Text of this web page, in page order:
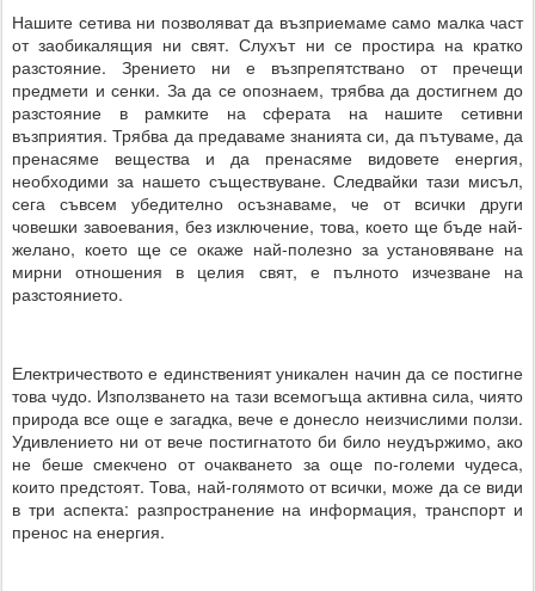
Нашите сетива ни позволяват да възприемаме само малка част
от заобикалящия ни свят. Слухът ни се простира на кратко
разстояние. Зрението ни е възпрепятствано от пречещи
предмети и сенки. За да се опознаем, трябва да достигнем до
разстояние в рамките на сферата на нашите сетивни
възприятия. Трябва да предаваме знанията си, да пътуваме, да
пренасяме вещества и да пренасяме видовете енергия,
необходими за нашето съществуване. Следвайки тази мисъл,
сега съвсем убедително осъзнаваме, че от всички други
човешки завоевания, без изключение, това, което ще бъде най-
желано, което ще се окаже най-полезно за установяване на
мирни отношения в целия свят, е пълното изчезване на
разстоянието.
Електричеството е единственият уникален начин да се постигне
това чудо. Използването на тази всемогъща активна сила, чиято
природа все още е загадка, вече е донесло неизчислими ползи.
Удивлението ни от вече постигнатото би било неудържимо, ако
не беше смекчено от очакването за още по-големи чудеса,
които предстоят. Това, най-голямото от всички, може да се види
в три аспекта: разпространение на информация, транспорт и
пренос на енергия.